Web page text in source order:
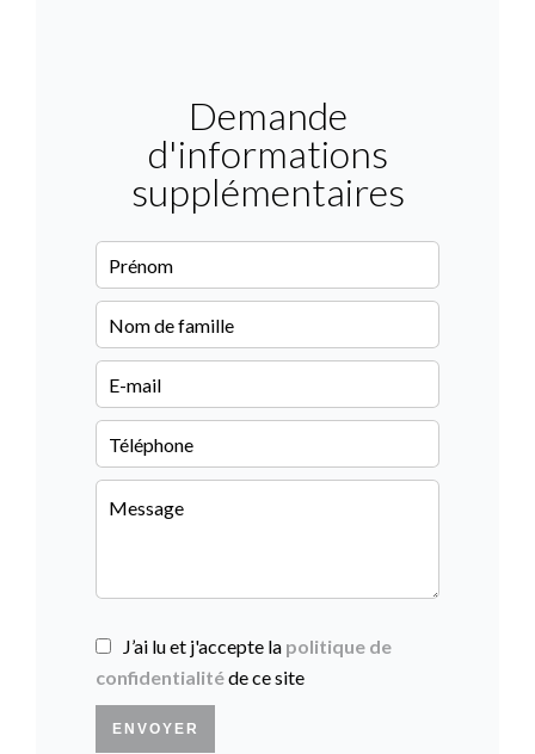
Demande
d'informations
supplémentaires
J’ai lu et j'accepte la politique de
confidentialitéde ce site
ENVOYER